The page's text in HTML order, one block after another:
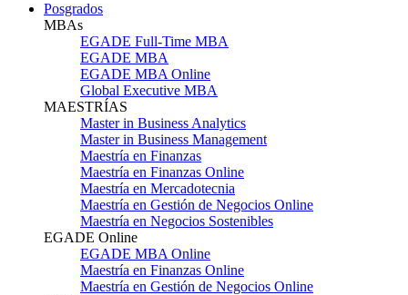
Posgrados
MBAs
EGADE Full-Time MBA
EGADE MBA
EGADE MBA Online
Global Executive MBA
MAESTRÍAS
Master in Business Analytics
Master in Business Management
Maestría en Finanzas
Maestría en Finanzas Online
Maestría en Mercadotecnia
Maestría en Gestión de Negocios Online
Maestría en Negocios Sostenibles
EGADE Online
EGADE MBA Online
Maestría en Finanzas Online
Maestría en Gestión de Negocios Online